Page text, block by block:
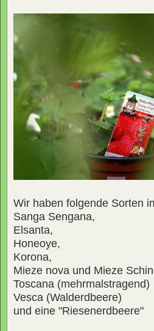
Wir haben folgende Sorten
Sanga Sengana,
Elsanta,
Honeoye,
Korona,
Mieze nova und Mieze
Toscana (mehrmalstragend)
Vesca (Walderdbeere)
und eine "Riesenerdbeere"